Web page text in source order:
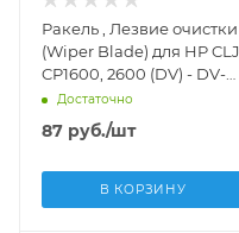
Ракель , Лезвие очистки
(Wiper Blade) для HP CLJ
CP1600, 2600 (DV) - DV-
WB-H2600-5
Достаточно
87 руб./шт
В КОРЗИНУ